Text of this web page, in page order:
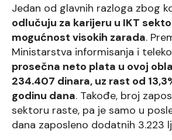
Jedan od glavnih razloga zbog
odlučuju za karijeru u IKT
mogućnost visokih zarada.
Ministarstva informisanja i
prosečna neto plata u ovoj
234.407 dinara, uz rast od
godinu dana. Takođe, broj
sektoru raste, pa je samo u
dana zaposleno dodatnih 3.223